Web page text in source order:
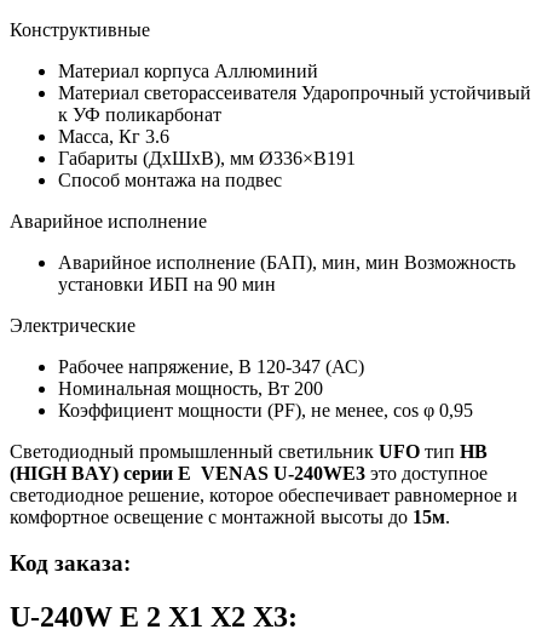
Конструктивные
Материал корпуса Аллюминий
Материал светорассеивателя Ударопрочный устойчивый
к УФ поликарбонат
Масса, Кг 3.6
Габариты (ДхШхВ), мм Ø336×В191
Способ монтажа на подвес
Аварийное исполнение
Аварийное исполнение (БАП), мин, мин Возможность
установки ИБП на 90 мин
Электрические
Рабочее напряжение, В 120-347 (АС)
Номинальная мощность, Вт 200
Коэффициент мощности (PF), не менее, cos φ 0,95
Светодиодный промышленный светильник UFO тип HB
(HIGH BAY) серии E VENAS U-240WE3 это доступное
светодиодное решение, которое обеспечивает равномерное и
комфортное освещение с монтажной высоты до 15м.
Код заказа:
U-240W E 2 X1 X2 X3: